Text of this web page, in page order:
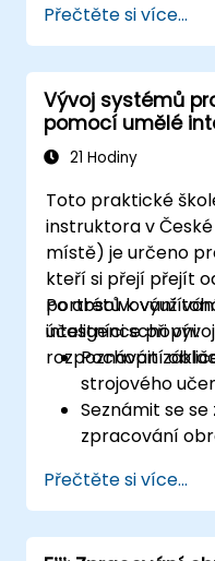
vizualizačním
Upravovat
přehlednější a
Správně
data s pomocí
Přečtěte si více...
Vývoj systémů
pomocí umělé
21 Hodiny
Toto praktické
instruktora v
místě) je určeno
kteří si přejí přejít
portrétů k
inteligence při
rozpoznávání
Po absolvování
účastníci schopni:
Pochopit
strojového
Seznámit se
zpracování
Získat
nástrojů a
při vytváření
Přečtěte si více...